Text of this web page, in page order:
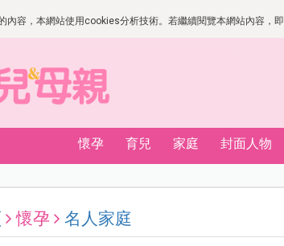
內容，本網站使用cookies分析技術。若繼續閱覽本網站內容
懷孕 育兒 家庭 封面人物
懷孕 名人家庭